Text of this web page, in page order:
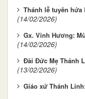
Thánh lễ tuyên hứa
(14/02/2026)
Gx. Vinh Hương:
(14/02/2026)
Đài Đức Mẹ Thánh
(13/02/2026)
Giáo xứ Thánh